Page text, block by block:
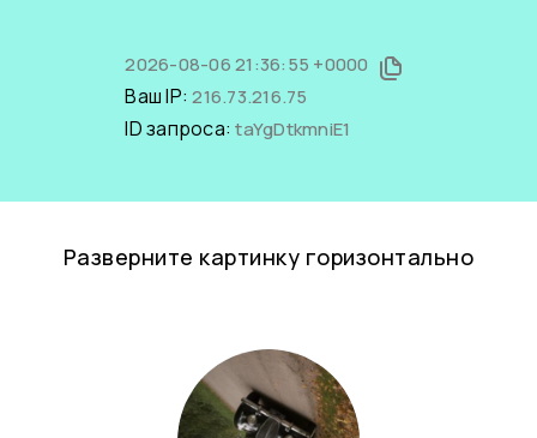
2026-08-06 21:36:55 +0000
Ваш IP:216.73.216.75
ID запроса:taYgDtkmniE1
Разверните картинку горизонтально